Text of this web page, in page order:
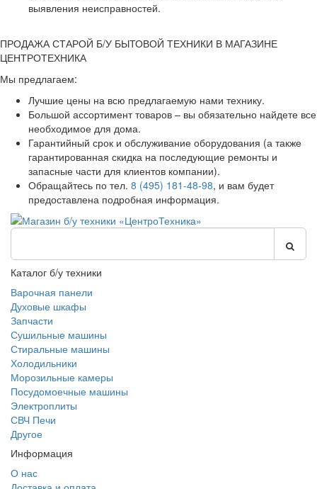
выявления неисправностей.
ПРОДАЖА СТАРОЙ Б/У БЫТОВОЙ ТЕХНИКИ В МАГАЗИНЕ
ЦЕНТРОТЕХНИКА
Мы предлагаем:
Лучшие цены на всю предлагаемую нами технику.
Большой ассортимент товаров – вы обязательно найдете все
необходимое для дома.
Гарантийный срок и обслуживание оборудования (а также
гарантированная скидка на последующие ремонты и
запасные части для клиентов компании).
Обращайтесь по тел. 8 (495) 181-48-98, и вам будет
предоставлена подробная информация.
Каталог б/у техники
Варочная панели
Духовые шкафы
Запчасти
Сушильные машины
Стиральные машины
Холодильники
Морозильные камеры
Посудомоечные машины
Электроплиты
СВЧ Печи
Другое
Информация
О нас